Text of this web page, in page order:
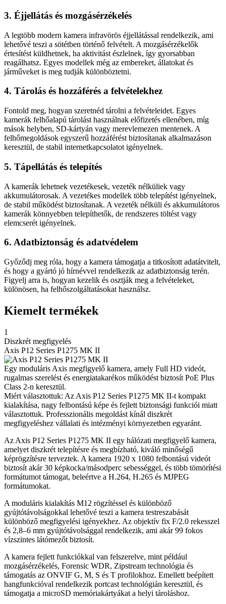
3. Éjjellátás és mozgásérzékelés
A legtöbb modern kamera infravörös éjjellátással rendelkezik, ami
lehetővé teszi a sötétben történő felvételt. A mozgásérzékelők
értesítést küldhetnek, ha aktivitást észlelnek, így gyorsabban
reagálhatsz. Egyes modellek még az embereket, állatokat és
járműveket is meg tudják különböztetni.
4. Tárolás és hozzáférés a felvételekhez
Fontold meg, hogyan szeretnéd tárolni a felvételeidet. Egyes
kamerák felhőalapú tárolást használnak előfizetés ellenében, míg
mások helyben, SD-kártyán vagy merevlemezen mentenek. A
felhőmegoldások egyszerű hozzáférést biztosítanak alkalmazáson
keresztül, de stabil internetkapcsolatot igényelnek.
5. Tápellátás és telepítés
A kamerák lehetnek vezetékesek, vezeték nélküliek vagy
akkumulátorosak. A vezetékes modellek több telepítést igényelnek,
de stabil működést biztosítanak. A vezeték nélküli és akkumulátoros
kamerák könnyebben telepíthetők, de rendszeres töltést vagy
elemcserét igényelnek.
6. Adatbiztonság és adatvédelem
Győződj meg róla, hogy a kamera támogatja a titkosított adatátvitelt,
és hogy a gyártó jó hírnévvel rendelkezik az adatbiztonság terén.
Figyelj arra is, hogyan kezelik és osztják meg a felvételeket,
különösen, ha felhőszolgáltatásokat használsz.
Kiemelt termékek
1
Diszkrét megfigyelés
Axis P12 Series P1275 MK II
Egy moduláris Axis megfigyelő kamera, amely Full HD videót,
rugalmas szerelést és energiatakarékos működést biztosít PoE Plus
Class 2-n keresztül.
Miért választottuk: Az Axis P12 Series P1275 MK II-t kompakt
kialakítása, nagy felbontású képe és fejlett biztonsági funkciói miatt
választottuk. Professzionális megoldást kínál diszkrét
megfigyeléshez vállalati és intézményi környezetben egyaránt.
Az Axis P12 Series P1275 MK II egy hálózati megfigyelő kamera,
amelyet diszkrét telepítésre és megbízható, kiváló minőségű
képrögzítésre terveztek. A kamera 1920 x 1080 felbontású videót
biztosít akár 30 képkocka/másodperc sebességgel, és több tömörítési
formátumot támogat, beleértve a H.264, H.265 és MJPEG
formátumokat.
A moduláris kialakítás M12 rögzítéssel és különböző
gyújtótávolságokkal lehetővé teszi a kamera testreszabását
különböző megfigyelési igényekhez. Az objektív fix F/2.0 rekesszel
és 2,8–6 mm gyújtótávolsággal rendelkezik, ami akár 99 fokos
vízszintes látómezőt biztosít.
A kamera fejlett funkciókkal van felszerelve, mint például
mozgásérzékelés, Forensic WDR, Zipstream technológia és
támogatás az ONVIF G, M, S és T profilokhoz. Emellett beépített
hangfunkcióval rendelkezik portcast technológián keresztül, és
támogatja a microSD memóriakártyákat a helyi tároláshoz.